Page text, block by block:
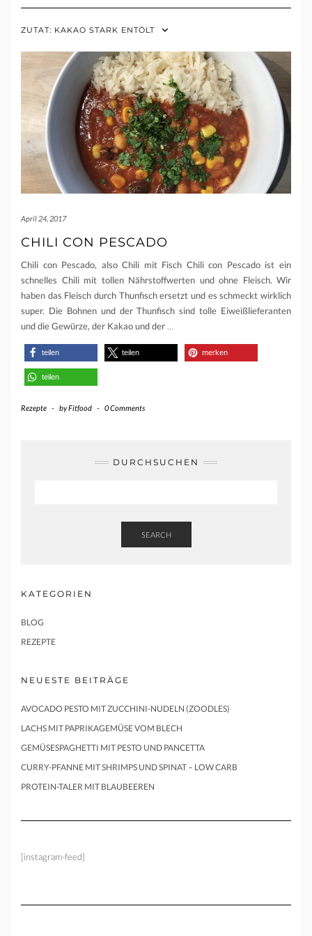
ZUTAT: KAKAO STARK ENTÖLT
April 24, 2017
CHILI CON PESCADO
Chili con Pescado, also Chili mit Fisch Chili con Pescado ist ein
schnelles Chili mit tollen Nährstoffwerten und ohne Fleisch. Wir
haben das Fleisch durch Thunfisch ersetzt und es schmeckt wirklich
super. Die Bohnen und der Thunfisch sind tolle Eiweißlieferanten
und die Gewürze, der Kakao und der…
teilen teilen merken
teilen
Rezepte - byFitfood - 0 Comments
DURCHSUCHEN
SEARCH
KATEGORIEN
BLOG
REZEPTE
NEUESTE BEITRÄGE
AVOCADO PESTO MIT ZUCCHINI-NUDELN (ZOODLES)
LACHS MIT PAPRIKAGEMÜSE VOM BLECH
GEMÜSESPAGHETTI MIT PESTO UND PANCETTA
CURRY-PFANNE MIT SHRIMPS UND SPINAT – LOW CARB
PROTEIN-TALER MIT BLAUBEEREN
[instagram-feed]